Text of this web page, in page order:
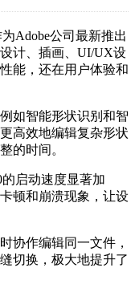
Adobe公司最新推出
、插画、UI/UX设
，还在用户体验和
例如智能形状识别和智
更高效地编辑复杂形状
时间。
的启动速度显著加
顿和崩溃现象，让设
作编辑同一文件，
换，极大地提升了